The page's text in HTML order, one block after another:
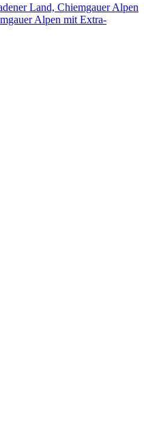
Land, Chiemgauer Alpen
Alpen mit Extra-